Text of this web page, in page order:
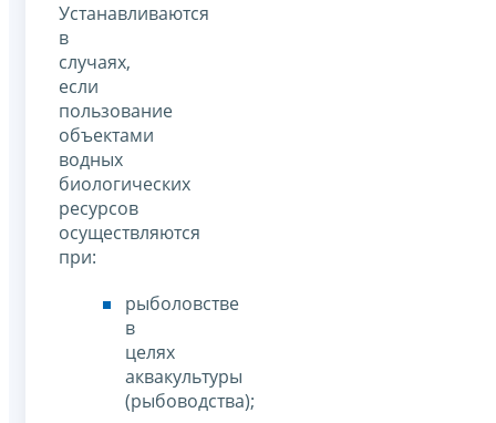
Устанавливаются
в
случаях,
если
пользование
объектами
водных
биологических
ресурсов
осуществляются
при:
рыболовстве
в
целях
аквакультуры
(рыбоводства);